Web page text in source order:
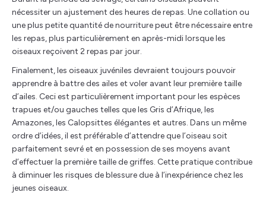
nécessiter un ajustement des heures de repas. Une collation ou
une plus petite quantité de nourriture peut être nécessaire entre
les repas, plus particulièrement en après-midi lorsque les
oiseaux reçoivent 2 repas par jour.
Finalement, les oiseaux juvéniles devraient toujours pouvoir
apprendre à battre des ailes et voler avant leur première taille
d’ailes. Ceci est particulièrement important pour les espèces
trapues et/ou gauches telles que les Gris d’Afrique, les
Amazones, les Calopsittes élégantes et autres. Dans un même
ordre d’idées, il est préférable d’attendre que l’oiseau soit
parfaitement sevré et en possession de ses moyens avant
d’effectuer la première taille de griffes. Cette pratique contribue
à diminuer les risques de blessure due à l’inexpérience chez les
jeunes oiseaux.